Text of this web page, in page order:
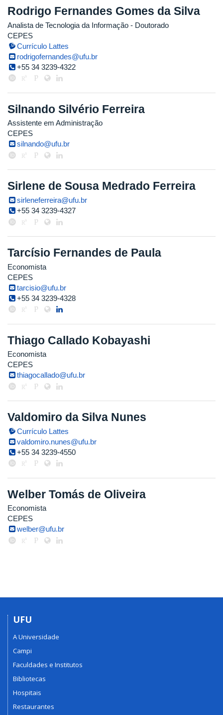
Rodrigo Fernandes Gomes da Silva
Analista de Tecnologia da Informação - Doutorado
CEPES
Currículo Lattes
rodrigofernandes@ufu.br
+55 34 3239-4322
Silnando Silvério Ferreira
Assistente em Administração
CEPES
silnando@ufu.br
Sirlene de Sousa Medrado Ferreira
sirleneferreira@ufu.br
+55 34 3239-4327
Tarcísio Fernandes de Paula
Economista
CEPES
tarcisio@ufu.br
+55 34 3239-4328
Thiago Callado Kobayashi
Economista
CEPES
thiagocallado@ufu.br
Valdomiro da Silva Nunes
Currículo Lattes
valdomiro.nunes@ufu.br
+55 34 3239-4550
Welber Tomás de Oliveira
Economista
CEPES
welber@ufu.br
UFU
A Universidade
Campi
Faculdades e Institutos
Bibliotecas
Hospitais
Restaurantes